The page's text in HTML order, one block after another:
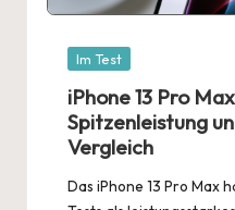
Posted
Im Test
iPhone 13 Pro
Spitzenleistung
Vergleich
Das iPhone 13 Pro Max